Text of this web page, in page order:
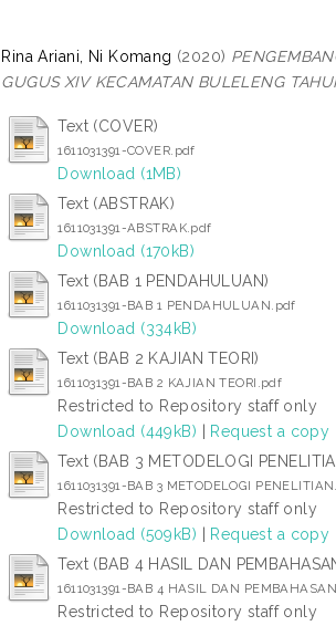
Rina Ariani, Ni Komang (2020)
GUGUS XIV KECAMATAN BULELENG
Text (COVER)
1611031391-COVER.pdf
Download (1MB)
Text (ABSTRAK)
1611031391-ABSTRAK.pdf
Download (170kB)
Text (BAB 1 PENDAHULUAN)
1611031391-BAB 1 PENDAHULUAN.pdf
Download (334kB)
Text (BAB 2 KAJIAN TEORI)
1611031391-BAB 2 KAJIAN TEORI.pdf
Restricted to Repository staff only
Download (449kB) | Request a copy
Text (BAB 3 METODELOGI
1611031391-BAB 3 METODELOGI
Restricted to Repository staff only
Download (509kB) | Request a copy
Text (BAB 4 HASIL DAN
1611031391-BAB 4 HASIL DAN
Restricted to Repository staff only